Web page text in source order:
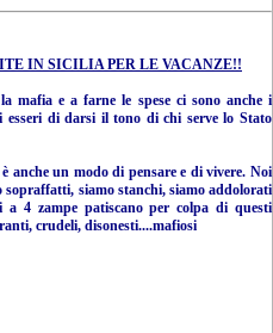
IN SICILIA PER LE VACANZE!!
mafia e a farne le spese ci sono anche i
esseri di darsi il tono di chi serve lo Stato
anche un modo di pensare e di vivere. Noi
sopraffatti, siamo stanchi, siamo addolorati
a 4 zampe patiscano per colpa di questi
crudeli, disonesti....mafiosi